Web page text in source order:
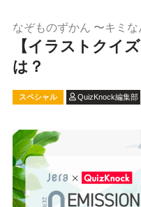
なぞものずかん 〜キミ
【イラストクイ
は？
スペシャル QuizKnock編集部